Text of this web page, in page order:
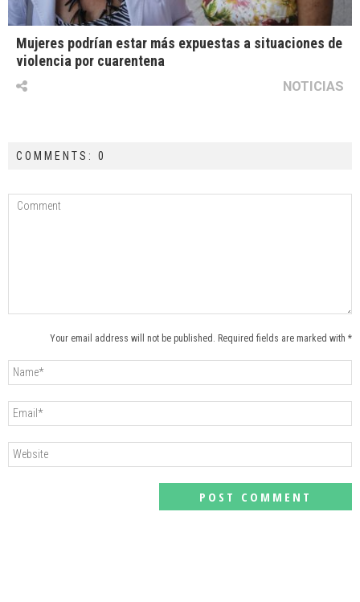
Mujeres podrían estar más expuestas a situaciones de
violencia por cuarentena
NOTICIAS
COMMENTS: 0
Your email address will not be published. Required fields are marked with *